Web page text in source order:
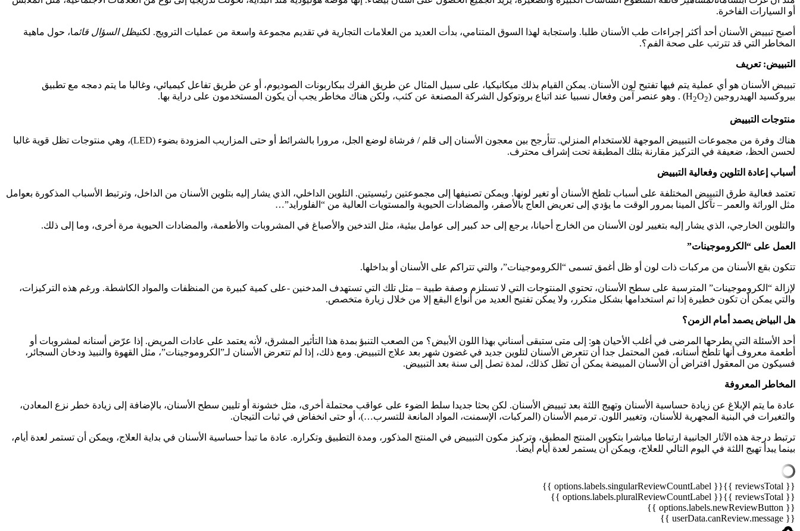
أو السيارات الفاخرة.
أصبح تبييض الأسنان أحد أكثر إجراءات طب الأسنان طلبا. واستجابة لهذا السوق المتنامي، بدأت العديد من العلامات التجارية في تقديم مجموعة واسعة من عمليات الترويج. لكنيظل السؤال قائما، حول ماهية
المخاطر التي قد تترتب على صحة الفم؟.
التبييض: تعريف
تبييض الأسنان هو أي عملية يتم فيها تفتيح لون الأسنان. يمكن القيام بذلك ميكانيكيا، على سبيل المثال عن طريق الفرك ببكاربونات الصوديوم، أو عن طريق تفاعل كيميائي، وغالبا ما يتم دمجه مع تطبيق
بيروكسيد الهيدروجين (H
2O2 ) . وهو عنصر آمن وفعال نسبيا عند اتباع بروتوكول الشركة المصنعة عن كثب، ولكن هناك مخاطر يجب أن يكون المستخدمون على دراية بها.
منتوجات التبييض
هناك وفرة من مجموعات التبييض الموجهة للاستخدام المنزلي. تتأرجح بين معجون الأسنان إلى قلم / فرشاة لوضع الجل، مرورا بالشرائط أو حتى المزاريب المزودة بضوء (LED)، وهي منتوجات تظل قوية غالبا
لحسن الحظ، ضعيفة في التركيز مقارنة بتلك المطبقة تحت إشراف محترف.
أسباب إعادة التلوين وفعالية التبييض
تعتمد فعالية طرق التبييض المختلفة على أسباب تلطخ الأسنان أو تغير لونها. ويمكن تصنيفها إلى مجموعتين رئيسيتين. التلوين الداخلي، الذي يشار إليه بتلوين الأسنان من الداخل، وترتبط الأسباب المذكورة بعوامل
مثل الوراثة والعمر – تآكل المينا بمرور الوقت ما يؤدي إلى تعريض العاج بالأصفر، والمضادات الحيوية والمستويات العالية من “الفلورايد”…
والتلوين الخارجي، الذي يشار إليه بتغيير لون الأسنان من الخارج أحيانا، يرجع إلى حد كبير إلى عوامل بيئية، مثل التدخين والأصباغ في المشروبات والأطعمة، والمضادات الحيوية مرة أخرى، وما إلى ذلك.
العمل على “الكروموجينات”
تتكون بقع الأسنان من مركبات ذات لون أو ظل أغمق تسمى “الكروموجينات”، والتي تتراكم على الأسنان أو بداخلها.
لإزالة “الكروموجينات” المترسبة على سطح الأسنان، تحتوي المنتوجات التي لا تستلزم وصفة طبية – مثل تلك التي تستهدف المدخنين -على كمية كبيرة من المنظفات والمواد الكاشطة. ورغم هذه التركيزات،
والتي يمكن أن تكون خطيرة إذا تم استخدامها بشكل متكرر، ولا يمكن تفتيح العديد من أنواع البقع إلا من خلال زيارة متخصص.
هل البياض يصمد أمام الزمن؟
أحد الأسئلة التي يطرحها المرضى في أغلب الأحيان هو: إلى متى ستبقى أسناني بهذا اللون الأبيض؟ من الصعب التنبؤ بمدة هذا التأثير المشرق، لأنه يعتمد على عادات المريض. إذا عرّض أسنانه لمشروبات أو
أطعمة معروف أنها تلطخ أسنانه، فمن المحتمل جدا أن تتعرض الأسنان لتلوين جديد في غضون شهر بعد علاج التبييض. ومع ذلك، إذا لم تتعرض الأسنان لـ”الكروموجينات”، مثل القهوة والنبيذ ودخان السجائر،
فسيكون من المعقول افتراض أن الأسنان المبيضة يمكن أن تظل كذلك، لمدة تصل إلى سنة بعد التبييض.
المخاطر المعروفة
عادة ما يتم الإبلاغ عن زيادة حساسية الأسنان وتهيج اللثة بعد تبييض الأسنان. لكن بحثا جديدا سلط الضوء على عواقب محتملة أخرى، مثل خشونة أو تليين سطح الأسنان، بالإضافة إلى زيادة خطر نزع المعادن،
والتغيرات في البنية المجهرية للأسنان، وتغيير اللون. ترميم الأسنان (المركبات، الإسمنت، المواد المانعة للتسرب…)، أو حتى انخفاض في ثبات التيجان.
ترتبط درجة هذه الآثار الجانبية ارتباطا مباشرا بتكوين المنتج المطبق، وتركيز مكون التبييض في المنتج المذكور، ومدة التطبيق وتكراره. عادة ما تبدأ حساسية الأسنان في بداية العلاج، ويمكن أن تستمر لعدة أيام،
بينما يبدأ تهيج اللثة في اليوم التالي للعلاج، ويمكن أن يستمر لعدة أيام أيضا.
{{ reviewsTotal }}
{{ options.labels.singularReviewCountLabel }}
{{ reviewsTotal }}
{{ options.labels.pluralReviewCountLabel }}
{{ options.labels.newReviewButton }}
{{ userData.canReview.message }}